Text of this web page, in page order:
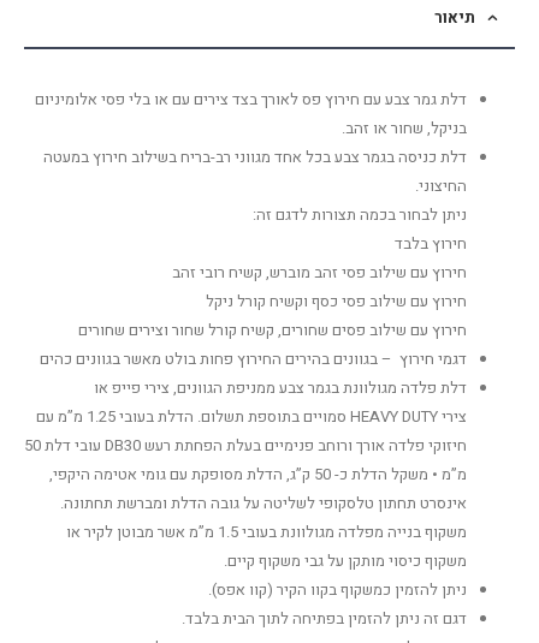
תיאור
דלת גמר צבע עם חירוץ פס לאורך בצד צירים עם או בלי פסי אלומיניום
בניקל, שחור או זהב.
דלת כניסה בגמר צבע בכל אחד מגווני רב-בריח בשילוב חירוץ במעטה
החיצוני.
ניתן לבחור בכמה תצורות לדגם זה:
חירוץ בלבד
חירוץ עם שילוב פסי זהב מוברש, קשיח רובי זהב
חירוץ עם שילוב פסי כסף וקשיח קורל ניקל
חירוץ עם שילוב פסים שחורים, קשיח קורל שחור וצירים שחורים
דגמי חירוץ – בגוונים בהירים החירוץ פחות בולט מאשר בגוונים כהים
דלת פלדה מגולוונת בגמר צבע ממניפת הגוונים, צירי פייפ או
צירי HEAVY DUTY סמויים בתוספת תשלום. הדלת בעובי 1.25 מ”מ עם
חיזוקי פלדה אורך ורוחב פנימיים בעלת הפחתת רעש DB30 עובי דלת 50
מ”מ • משקל הדלת כ- 50 ק”ג, הדלת מסופקת עם גומי אטימה היקפי,
אינסרט תחתון טלסקופי לשליטה על גובה הדלת ומברשת תחתונה.
משקוף בנייה מפלדה מגולוונת בעובי 1.5 מ”מ אשר מבוטן לקיר או
משקוף כיסוי מותקן על גבי משקוף קיים.
ניתן להזמין כמשקוף בקוו הקיר (קוו אפס).
דגם זה ניתן להזמין בפתיחה לתוך הבית בלבד.